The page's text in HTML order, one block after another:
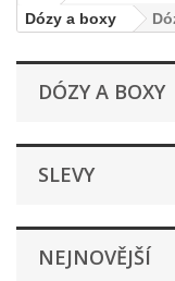
Dózy a boxy
DÓZY A BOXY
SLEVY
NEJNOVĚJŠÍ